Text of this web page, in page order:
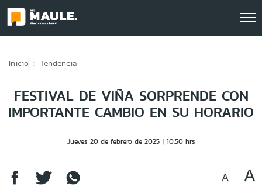
Inicio Tendencia
FESTIVAL DE VIÑA SORPRENDE CON
IMPORTANTE CAMBIO EN SU HORARIO
Jueves 20 de febrero de 2025 10:50 hrs